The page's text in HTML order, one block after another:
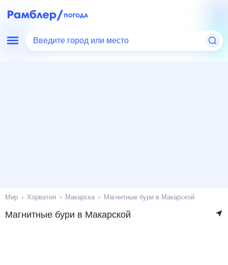
Введите город или место
Мир Хорватия Макарска Магнитные бури в Макарской
Магнитные бури в Макарской